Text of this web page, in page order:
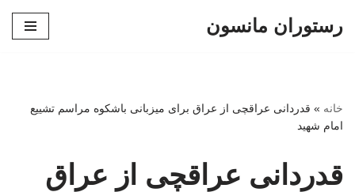
رستوران مانسون
خانه » قدردانی عراقچی از عراق برای میزبانی باشکوه مراسم تشییع
امام شهید
قدردانی عراقچی از عراق